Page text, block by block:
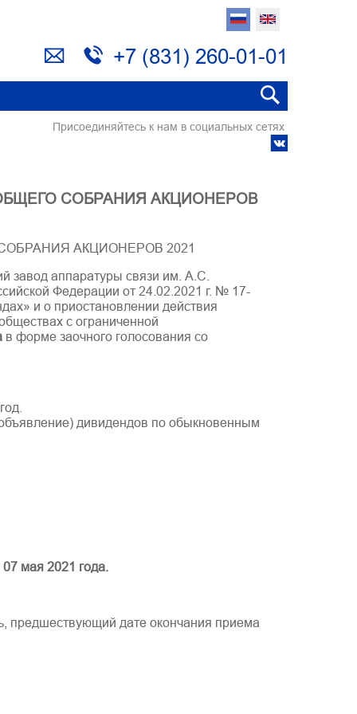
+7 (831) 260-01-01
Присоединяйтесь к нам в социальных сетях
СОБРАНИЯ АКЦИОНЕРОВ
АКЦИОНЕРОВ 2021
завод аппаратуры связи им. А.С.
Федерации от 24.02.2021 г. № 17-
и о приостановлении действия
с ограниченной
в форме заочного голосования со
дивидендов по обыкновенным
07 мая 2021 года.
предшествующий дате окончания приема